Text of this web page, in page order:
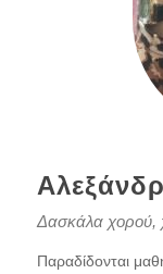
Δασκάλα χορού,
Παραδίδονται